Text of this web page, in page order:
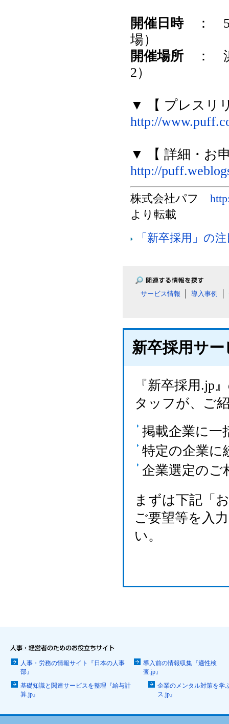
開催日時： 5月
場）
開催場所 ： 浜
2）
▼ 【 プレスリ
http://
▼ 【 詳細・お
http://
株式会社パフ
より転載
「新卒採用」の
サービス情報 導入事例
新卒採用サ
『新卒採用.jp
タッフが、ご
掲載企業に一
特定の企業に
企業選定のご
まずは下記「
ご要望等を入
い。
人事・労務の情報サイト『日本の人事
部』
導入前の情報収集『適性検
査.jp』
基礎知識と関連サービスを整理『給与計
算.jp』
企業のメンタル対策を学
ス.jp』